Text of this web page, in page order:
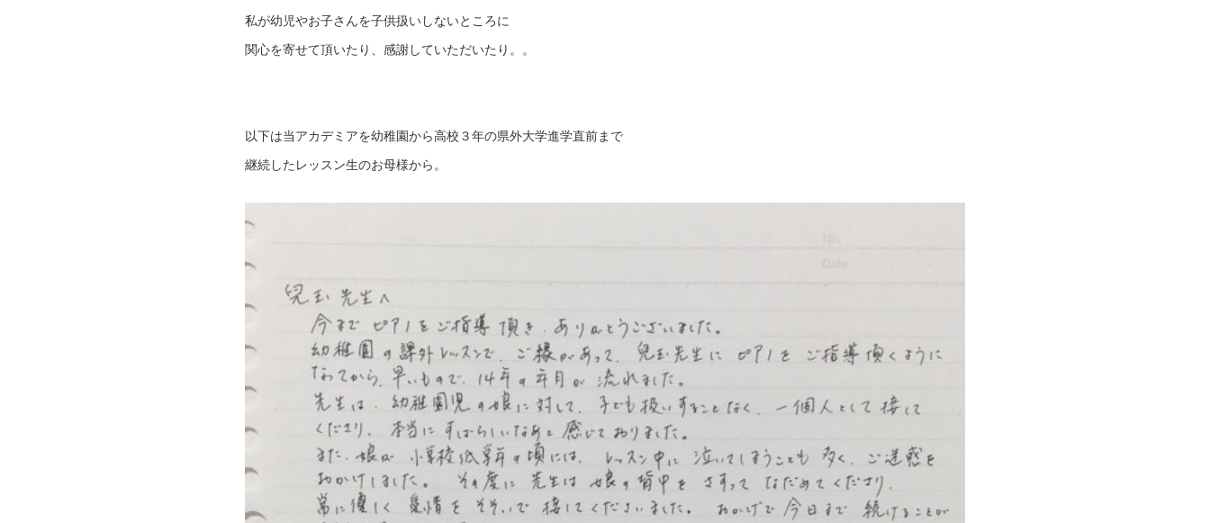
私が幼児やお子さんを子供扱いしないところに
関心を寄せて頂いたり、感謝していただいたり。。
以下は当アカデミアを幼稚園から高校３年の県外大学進学直前まで
継続したレッスン生のお母様から。